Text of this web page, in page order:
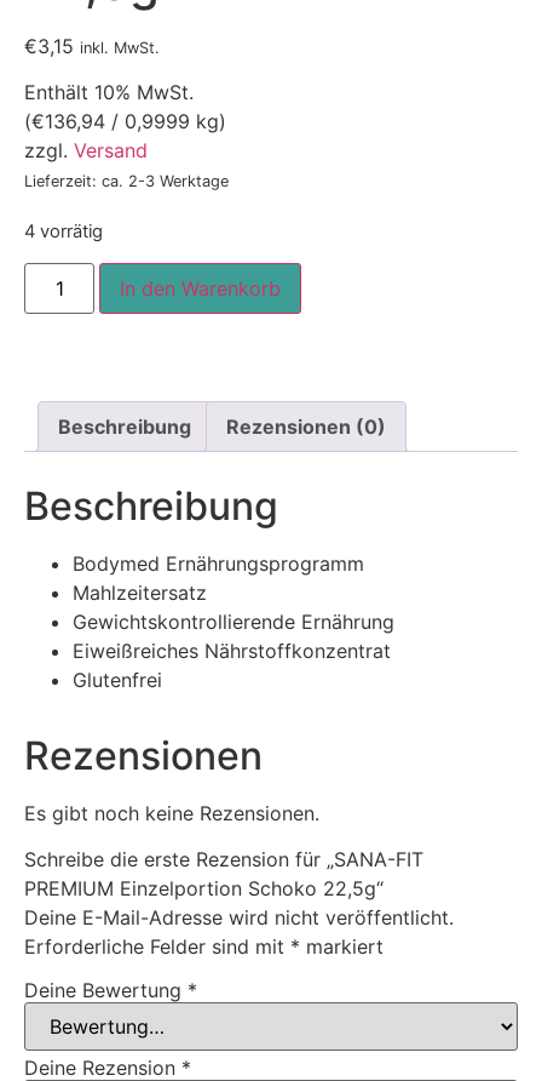
€3,15 inkl. MwSt.
Enthält 10% MwSt.
(€136,94 / 0,9999 kg)
zzgl. Versand
Lieferzeit: ca. 2-3 Werktage
4 vorrätig
In den Warenkorb
Beschreibung Rezensionen (0)
Beschreibung
Bodymed Ernährungsprogramm
Mahlzeitersatz
Gewichtskontrollierende Ernährung
Eiweißreiches Nährstoffkonzentrat
Glutenfrei
Rezensionen
Es gibt noch keine Rezensionen.
Schreibe die erste Rezension für „SANA-FIT
PREMIUM Einzelportion Schoko 22,5g“
Deine E-Mail-Adresse wird nicht veröffentlicht.
Erforderliche Felder sind mit * markiert
Deine Bewertung *
Deine Rezension *